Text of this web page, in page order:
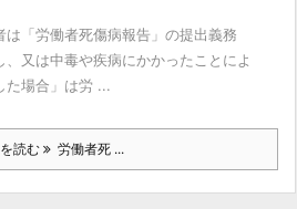
は「労働者死傷病報告」の提出義務
、又は中毒や疾病にかかったことによ
た場合」は労 ...
読む 労働者死 ...